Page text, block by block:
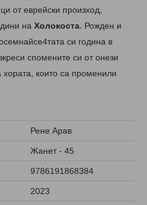
от еврейски произход,
на Холокоста. Рожден и
си година в
спомените си от онези
хората, които са променили
Рене Арав
Жанет - 45
9786191868384
2023